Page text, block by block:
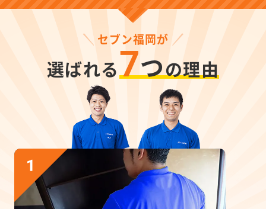
セブン福岡が
選ばれる7つの理由